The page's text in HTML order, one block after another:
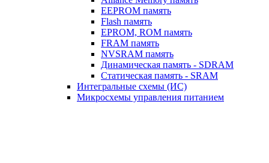
EEPROM память
Flash память
EPROM, ROM память
FRAM память
NVSRAM память
Динамическая память - SDRAM
Статическая память - SRAM
Интегральные схемы (ИС)
Микросхемы управления питанием